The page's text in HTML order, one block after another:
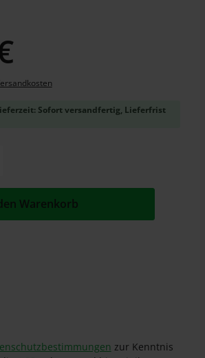
Sofort versandfertig, Lieferfrist
Gib den
Warenkorb
zur Kenntnis